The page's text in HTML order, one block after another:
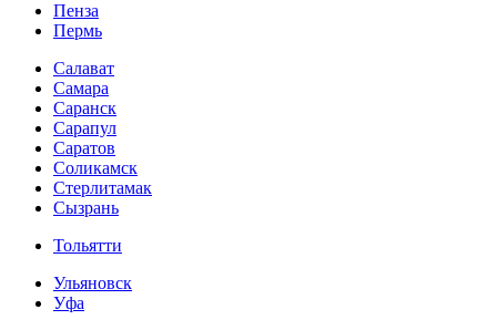
Пенза
Пермь
Салават
Самара
Саранск
Сарапул
Саратов
Соликамск
Стерлитамак
Сызрань
Тольятти
Ульяновск
Уфа